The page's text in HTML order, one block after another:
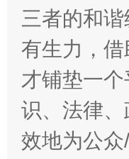
三者的和
有生力，
才铺垫一
识、法律
效地为公